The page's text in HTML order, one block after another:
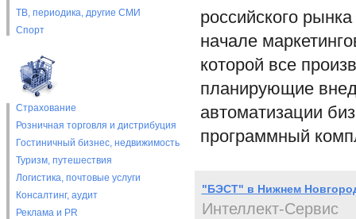
ТВ, периодика, другие СМИ
Спорт
Страхование
Розничная торговля и дистрибуция
Гостиничный бизнес, недвижимость
Туризм, путешествия
Логистика, почтовые услуги
Консалтинг, аудит
Реклама и PR
российского
начале
которой все
планирующие
автоматизации
программный
"БЭСТ" в Нижнем
Интеллект-Сервис